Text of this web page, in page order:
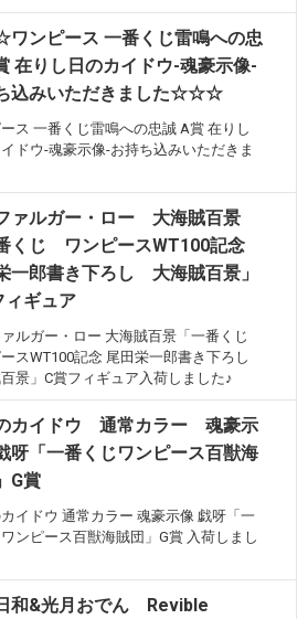
ンピース 一番くじ雷鳴への忠
在りし日のカイドウ-魂豪示像-
込みいただきました☆☆☆
ス 一番くじ雷鳴への忠誠 A賞 在りし
イドウ-魂豪示像-お持ち込みいただきま
ァルガー・ロー 大海賊百景
番くじ ワンピースWT100記念
一郎書き下ろし 大海賊百景」
ィギュア
ァルガー・ロー 大海賊百景「一番くじ
スWT100記念 尾田栄一郎書き下ろし
景」C賞フィギュア入荷しました♪
カイドウ 通常カラー 魂豪示
「一番くじワンピース百獣海
G賞
イドウ 通常カラー 魂豪示像 戯呀「一
ンピース百獣海賊団」G賞 入荷しまし
和&光月おでん Revible